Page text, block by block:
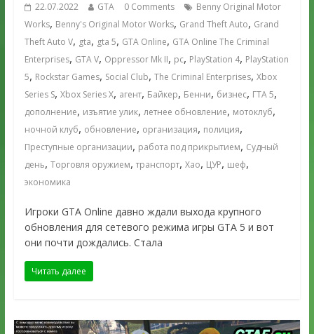
22.07.2022 GTA 0 Comments
Benny Original Motor
Works, Benny's Original Motor Works, Grand Theft Auto, Grand
Theft Auto V, gta, gta 5, GTA Online, GTA Online The Criminal
Enterprises, GTA V, Oppressor Mk II, pc, PlayStation 4, PlayStation
5, Rockstar Games, Social Club, The Criminal Enterprises, Xbox
Series S, Xbox Series X, агент, Байкер, Бенни, бизнес, ГТА 5,
дополнение, изъятие улик, летнее обновление, мотоклуб,
ночной клуб, обновление, организация, полиция,
Преступные организации, работа под прикрытием, Судный
день, Торговля оружием, транспорт, Хао, ЦУР, шеф,
экономика
Игроки GTA Online давно ждали выхода крупного
обновления для сетевого режима игры GTA 5 и вот
они почти дождались. Стала
Читать далее